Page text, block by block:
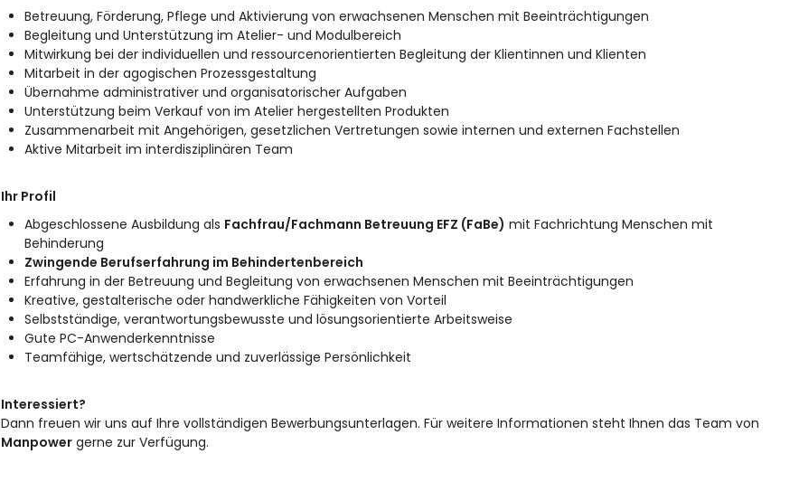
Betreuung, Förderung, Pflege und Aktivierung von erwachsenen Menschen mit Beeinträchtigungen
Begleitung und Unterstützung im Atelier- und Modulbereich
Mitwirkung bei der individuellen und ressourcenorientierten Begleitung der Klientinnen und Klienten
Mitarbeit in der agogischen Prozessgestaltung
Übernahme administrativer und organisatorischer Aufgaben
Unterstützung beim Verkauf von im Atelier hergestellten Produkten
Zusammenarbeit mit Angehörigen, gesetzlichen Vertretungen sowie internen und externen Fachstellen
Aktive Mitarbeit im interdisziplinären Team
Ihr Profil
Abgeschlossene Ausbildung als Fachfrau/Fachmann Betreuung EFZ (FaBe) mit Fachrichtung Menschen mit
Behinderung
Zwingende Berufserfahrung im Behindertenbereich
Erfahrung in der Betreuung und Begleitung von erwachsenen Menschen mit Beeinträchtigungen
Kreative, gestalterische oder handwerkliche Fähigkeiten von Vorteil
Selbstständige, verantwortungsbewusste und lösungsorientierte Arbeitsweise
Gute PC-Anwenderkenntnisse
Teamfähige, wertschätzende und zuverlässige Persönlichkeit
Interessiert?
Dann freuen wir uns auf Ihre vollständigen Bewerbungsunterlagen. Für weitere Informationen steht Ihnen das Team von
Manpowergerne zur Verfügung.